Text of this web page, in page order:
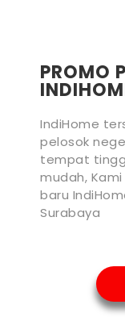
PROMO
IndiHome
pelosok
tempat
mudah,
baru
Surabaya